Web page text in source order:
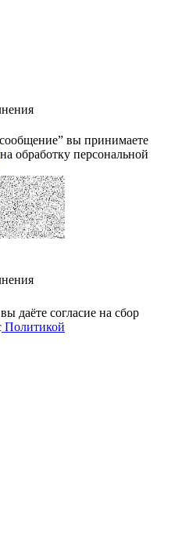
вы принимаете
на обработку персональной
даёте cогласие на сбор
Политикой